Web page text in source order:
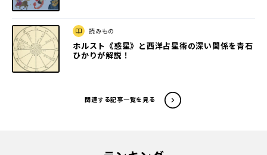
読みもの
ホルスト《惑星》と西洋占星術の深い関係を青石
ひかりが解説！
関連する記事一覧を見る